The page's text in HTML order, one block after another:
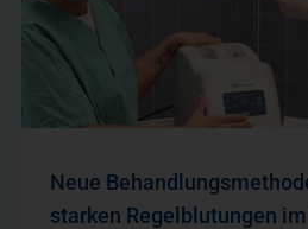
Neue
starken Regelblutungen